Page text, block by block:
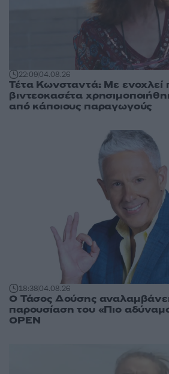
22:0904.08.26
Τέτα Κωνσταντά: Με ενοχλεί
βιντεοκασέτα
από κάποιους παραγωγούς
18:3804.08.26
Ο Τάσος Δούσης
παρουσίαση του «Πιο
OPEN